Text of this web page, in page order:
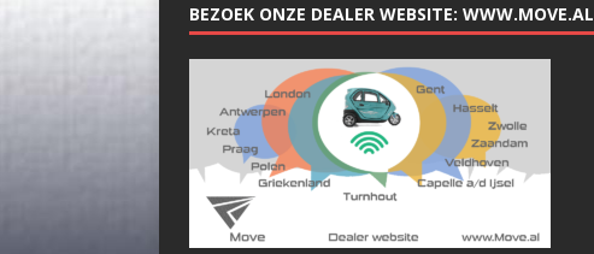
BEZOEK ONZE DEALER WEBSITE: WWW.MOVE.AL